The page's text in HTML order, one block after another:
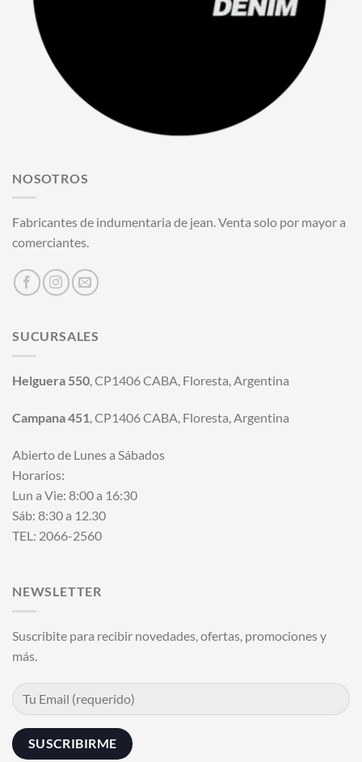
NOSOTROS
Fabricantes de indumentaria de jean. Venta solo por mayor a
comerciantes.
SUCURSALES
Helguera 550, CP1406 CABA, Floresta, Argentina
Campana 451 , CP1406 CABA, Floresta, Argentina
Abierto de Lunes a Sábados
Horarios:
Lun a Vie: 8:00 a 16:30
Sáb: 8:30 a 12.30
TEL: 2066-2560
NEWSLETTER
Suscribite para recibir novedades, ofertas, promociones y
más.